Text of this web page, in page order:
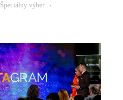
Špeciálny výber